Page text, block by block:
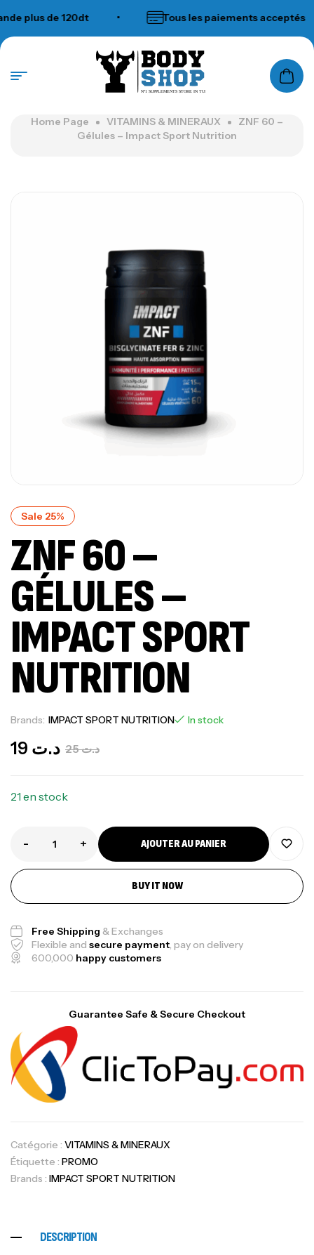
plus de 120dt Tous les paiements acceptés
N°1 SUPPLEMENTS STORE IN TUNISIA
Home Page VITAMINS & MINERAUX
ZNF 60 –
Gélules – Impact Sport Nutrition
Sale 25%
ZNF 60 –
GÉLULES –
IMPACT SPORT
NUTRITION
Brands: IMPACT SPORT NUTRITION In stock
د.ت25 د.ت
21 en stock
- + AJOUTER AU PANIER
BUY IT NOW
Free Shipping & Exchanges
Flexible and secure payment, pay on delivery
600,000 happy customers
Guarantee Safe & Secure Checkout
Catégorie : VITAMINS & MINERAUX
Étiquette : PROMO
Brands : IMPACT SPORT NUTRITION
DESCRIPTION